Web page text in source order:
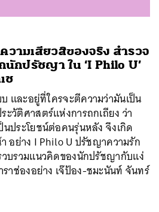
วามเสียวสิของจริง สำรวจ
นักปรัชญา ใน ‘I Philo U’
ช
บ และอยู่ที่ใครจะตีความว่ามันเป็น
วัติศาสตร์แห่งการถกเถียง ว่า
นประโยชน์ต่อคนรุ่นหลัง จึงเกิด
อย่าง I Philo U ปรัชญาความรัก
วบรวมแนวคิดของนักปรัชญากับแง่
ราช่องอย่าง เจ๊ป้อง-ชมะนันท์ จันทร์